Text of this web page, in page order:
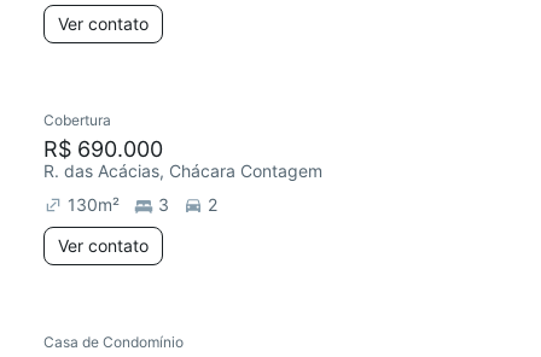
Ver contato
Cobertura
R$ 690.000
R. das Acácias, Chácara Contagem
130m² 3
2
Ver contato
Casa de Condomínio